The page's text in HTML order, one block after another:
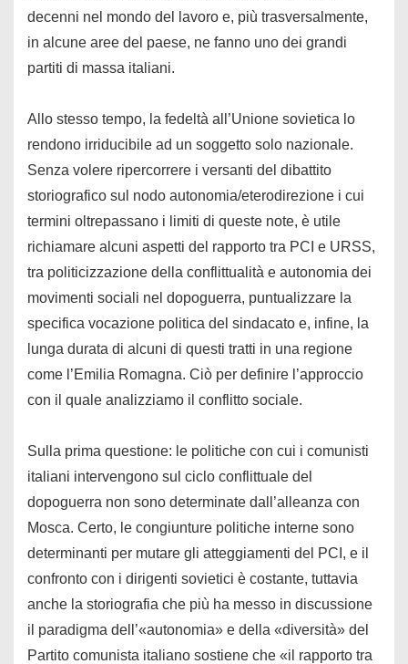
decenni nel mondo del lavoro e, più trasversalmente,
in alcune aree del paese, ne fanno uno dei grandi
partiti di massa italiani.
Allo stesso tempo, la fedeltà all’Unione sovietica lo
rendono irriducibile ad un soggetto solo nazionale.
Senza volere ripercorrere i versanti del dibattito
storiografico sul nodo autonomia/eterodirezione i cui
termini oltrepassano i limiti di queste note, è utile
richiamare alcuni aspetti del rapporto tra PCI e URSS,
tra politicizzazione della conflittualità e autonomia dei
movimenti sociali nel dopoguerra, puntualizzare la
specifica vocazione politica del sindacato e, infine, la
lunga durata di alcuni di questi tratti in una regione
come l’Emilia Romagna. Ciò per definire l’approccio
con il quale analizziamo il conflitto sociale.
Sulla prima questione: le politiche con cui i comunisti
italiani intervengono sul ciclo conflittuale del
dopoguerra non sono determinate dall’alleanza con
Mosca. Certo, le congiunture politiche interne sono
determinanti per mutare gli atteggiamenti del PCI, e il
confronto con i dirigenti sovietici è costante, tuttavia
anche la storiografia che più ha messo in discussione
il paradigma dell’«autonomia» e della «diversità» del
Partito comunista italiano sostiene che «il rapporto tra